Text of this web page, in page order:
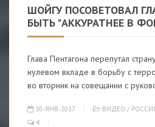
ШОЙГУ ПОСОВЕТОВАЛ
БЫТЬ "АККУРАТНЕЕ В
Глава Пентагона перепутал
нулевом вкладе в борьбу с
во вторник на совещании с
10-ЯНВ-2017 ВИДЕО /
4